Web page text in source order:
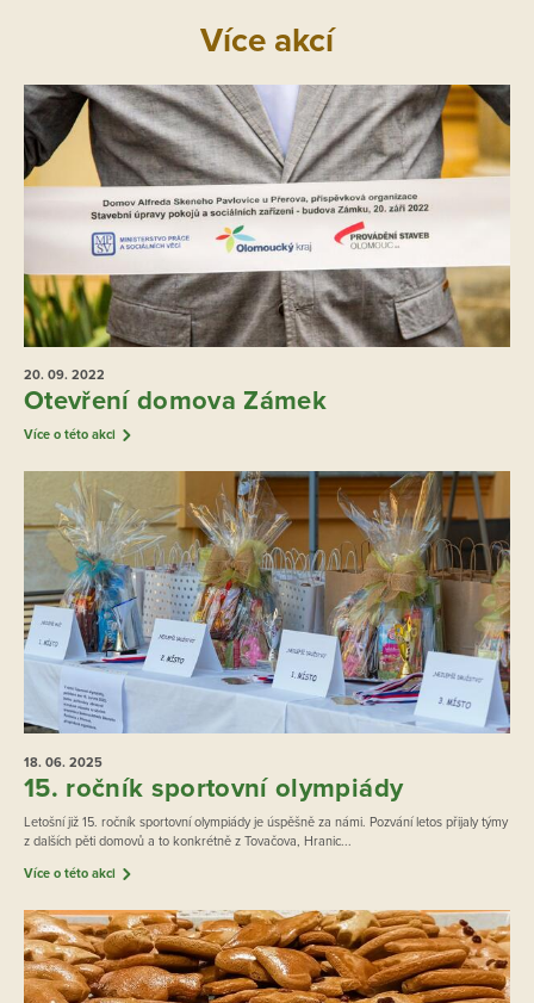
Více akcí
20. 09. 2022
Otevření domova Zámek
Více o této akci
18. 06. 2025
15. ročník sportovní olympiády
Letošní již 15. ročník sportovní olympiády je úspěšně za námi. Pozvání letos přijaly týmy
z dalších pěti domovů a to konkrétně z Tovačova, Hranic...
Více o této akci